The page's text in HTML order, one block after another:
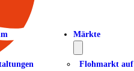
Märkte
Flohmarkt